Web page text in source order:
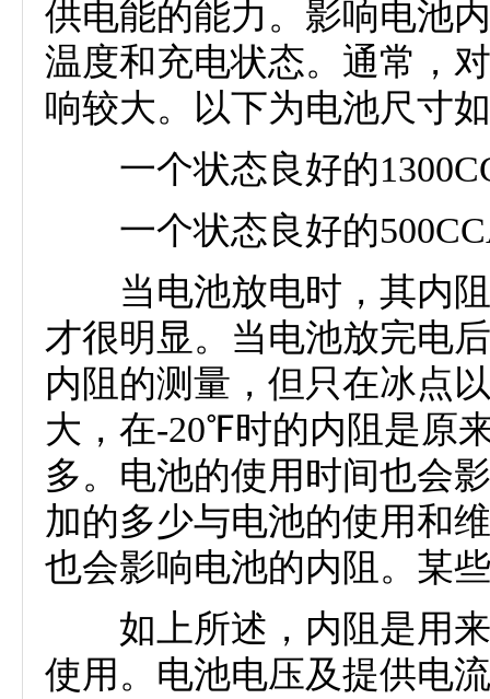
供电能的能力。影响电池
温度和充电状态。通常，
响较大。以下为电池尺寸
一个状态良好的
一个状态良好的
当电池放电时，其内阻
才很明显。当电池放完电
内阻的测量，但只在冰点
大，在-20℉时的内阻是原
多。电池的使用时间也会
加的多少与电池的使用和
也会影响电池的内阻。某
如上所述，内阻是用来
使用。电池电压及提供电